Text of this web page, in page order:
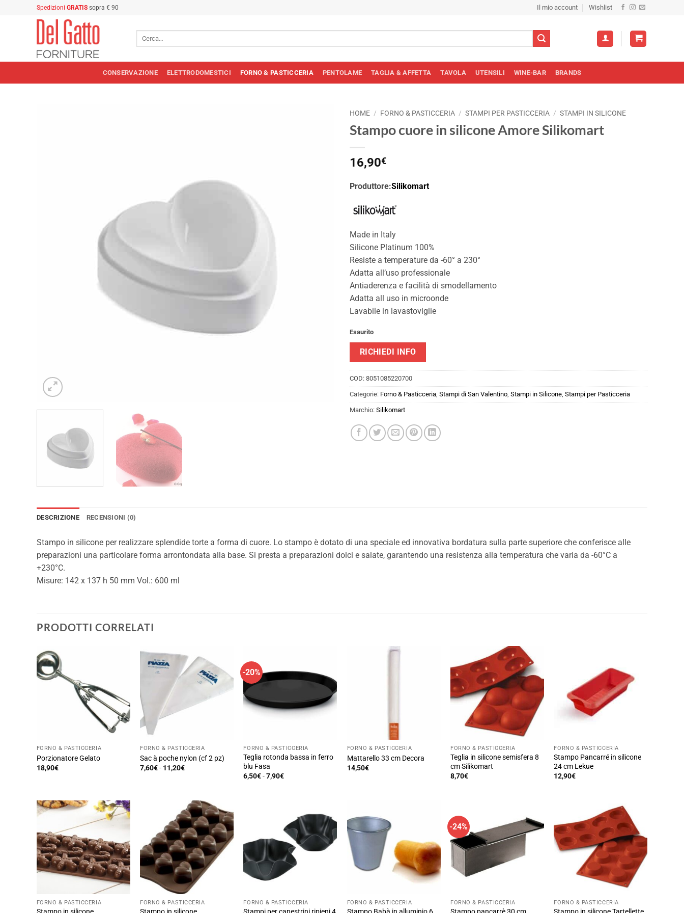
Spedizioni GRATIS sopra € 90 Il mio account Wishlist
CONSERVAZIONE ELETTRODOMESTICI FORNO & PASTICCERIA PENTOLAME TAGLIA & AFFETTA TAVOLA UTENSILI WINE-BAR BRANDS
HOME / FORNO & PASTICCERIA / STAMPI PER PASTICCERIA / STAMPI IN SILICONE
Stampo cuore in silicone Amore Silikomart
16,90€
Produttore:Silikomart
Made in Italy
Silicone Platinum 100%
Resiste a temperature da -60° a 230°
Adatta all’uso professionale
Antiaderenza e facilità di smodellamento
Adatta all uso in microonde
Lavabile in lavastoviglie
Esaurito
RICHIEDI INFO
COD: 8051085220700
Categorie: Forno & Pasticceria Stampi di San Valentino Stampi in Silicone Stampi per Pasticceria
Marchio: Silikomart
DESCRIZIONE RECENSIONI (0)
Stampo in silicone per realizzare splendide torte a forma di cuore. Lo stampo è dotato di una speciale ed innovativa bordatura sulla parte superiore che conferisce alle
preparazioni una particolare forma arrontondata alla base. Si presta a preparazioni dolci e salate, garantendo una resistenza alla temperatura che varia da -60°C a
+230°C.
Misure: 142 x 137 h 50 mm Vol.: 600 ml
PRODOTTI CORRELATI
FORNO & PASTICCERIA
Porzionatore Gelato
18,90€
ha
più
Le
opzioni
possono
essere
pagina
FORNO & PASTICCERIA
Sac à poche nylon (cf 2 pz)
7,60€- 11,20€Fascia
a
11,20€
varianti.
opzioni
possono
essere
scelte
pagina
-20%
FORNO & PASTICCERIA
Teglia rotonda bassa in ferro
blu Fasa
6,50€ - 7,90€Fascia
7,90€
Le
opzioni
possono
essere
nella
FORNO & PASTICCERIA
Mattarello 33 cm Decora
14,50€
FORNO & PASTICCERIA
Teglia in silicone semisfera 8
cm Silikomart
8,70€
FORNO & PASTICCERIA
Stampo Pancarré in silicone
24 cm Lekue
12,90€
FORNO & PASTICCERIA FORNO & PASTICCERIA FORNO & PASTICCERIA FORNO & PASTICCERIA
-24%
FORNO & PASTICCERIA FORNO & PASTICCERIA